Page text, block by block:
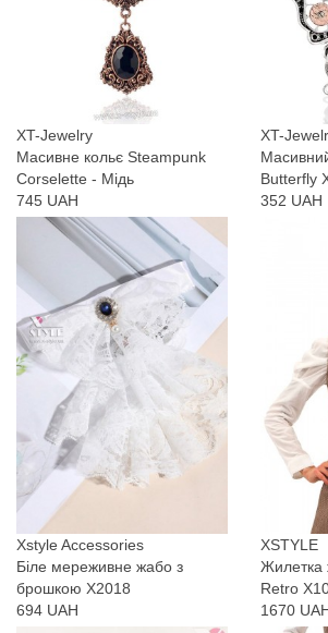
XT-Jewelry
Масивне кольє Steampunk
Corselette - Мідь
745 UAH
XT-
Butterfly
352 UAH
Xstyle Accessories
Біле мереживне жабо з
брошкою X2018
694 UAH
XSTYLE
Жилетка
Retro
1670